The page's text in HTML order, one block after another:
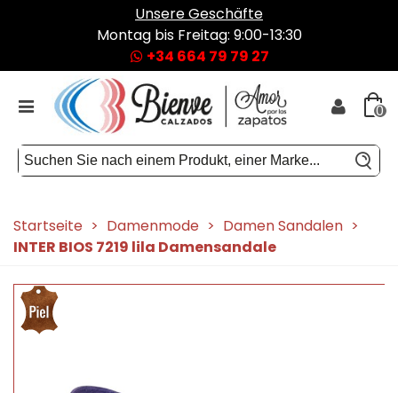
Unsere Geschäfte
Montag bis Freitag: 9:00-13:30
+34 664 79 79 27
0
Startseite > Damenmode > Damen Sandalen >
INTER BIOS 7219 lila Damensandale